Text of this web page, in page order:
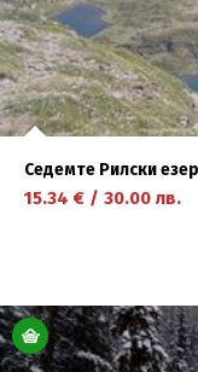
Седемте Рилски
15.34 € / 30.00 лв.
научете повече